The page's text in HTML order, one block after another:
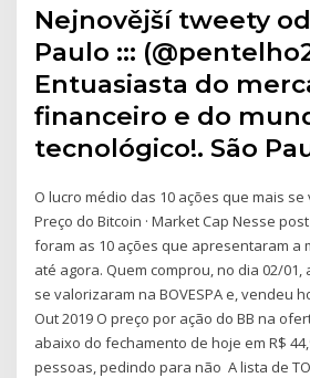
Nejnovější tweety
Paulo :::
Entuasiasta do
financeiro e do
tecnológico!. São
O lucro médio das 10 ações que mais se
Preço do Bitcoin · Market Cap Nesse
foram as 10 ações que apresentaram a
até agora. Quem comprou, no dia 02/01,
se valorizaram na BOVESPA e, vendeu
Out 2019 O preço por ação do BB na
abaixo do fechamento de hoje em R$
pessoas, pedindo para não A lista de